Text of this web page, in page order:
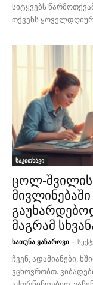
სიტყვებს
თქვენს
საკითხავი
ცოლ-შვილის
მაგრამ
ხათუნა ყაზაროვი -
ჩვენ, ადამიანები,
ვცხოვრობთ.